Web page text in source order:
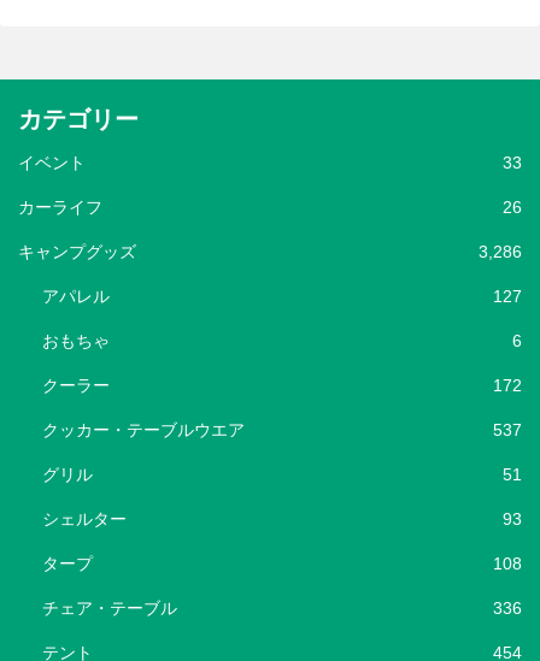
カテゴリー
イベント 33
カーライフ 26
キャンプグッズ 3,286
アパレル 127
おもちゃ 6
クーラー 172
クッカー・テーブルウエア 537
グリル 51
シェルター 93
タープ 108
チェア・テーブル 336
テント 454